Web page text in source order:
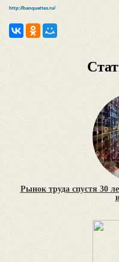
http://banquettes.ru/
Рынок труда спустя 30